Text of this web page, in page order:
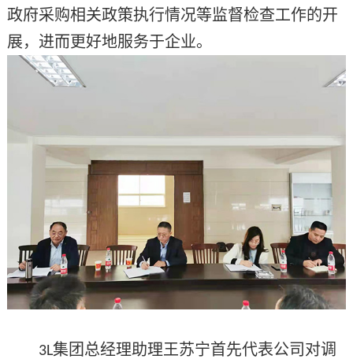
政府采购相关政策执行情况等监督检查工作的开
展，进而更好地服务于企业。
3L集团总经理助理王苏宁首先代表公司对调